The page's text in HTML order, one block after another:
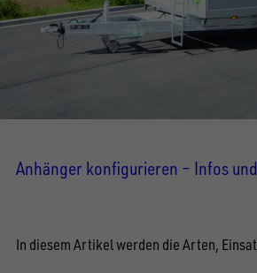
Anhänger konfigurieren – Infos
In diesem Artikel werden die Arten,